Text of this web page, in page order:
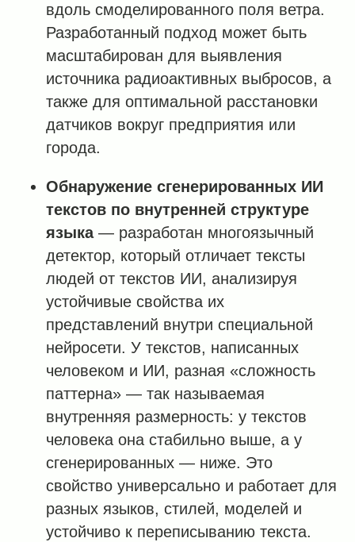
вдоль смоделированного поля ветра.
Разработанный подход может быть
масштабирован для выявления
источника радиоактивных выбросов, а
также для оптимальной расстановки
датчиков вокруг предприятия или
города.
Обнаружение сгенерированных ИИ
текстов по внутренней структуре
языка— разработан многоязычный
детектор, который отличает тексты
людей от текстов ИИ, анализируя
устойчивые свойства их
представлений внутри специальной
нейросети. У текстов, написанных
человеком и ИИ, разная «сложность
паттерна» — так называемая
внутренняя размерность: у текстов
человека она стабильно выше, а у
сгенерированных — ниже. Это
свойство универсально и работает для
разных языков, стилей, моделей и
устойчиво к переписыванию текста.